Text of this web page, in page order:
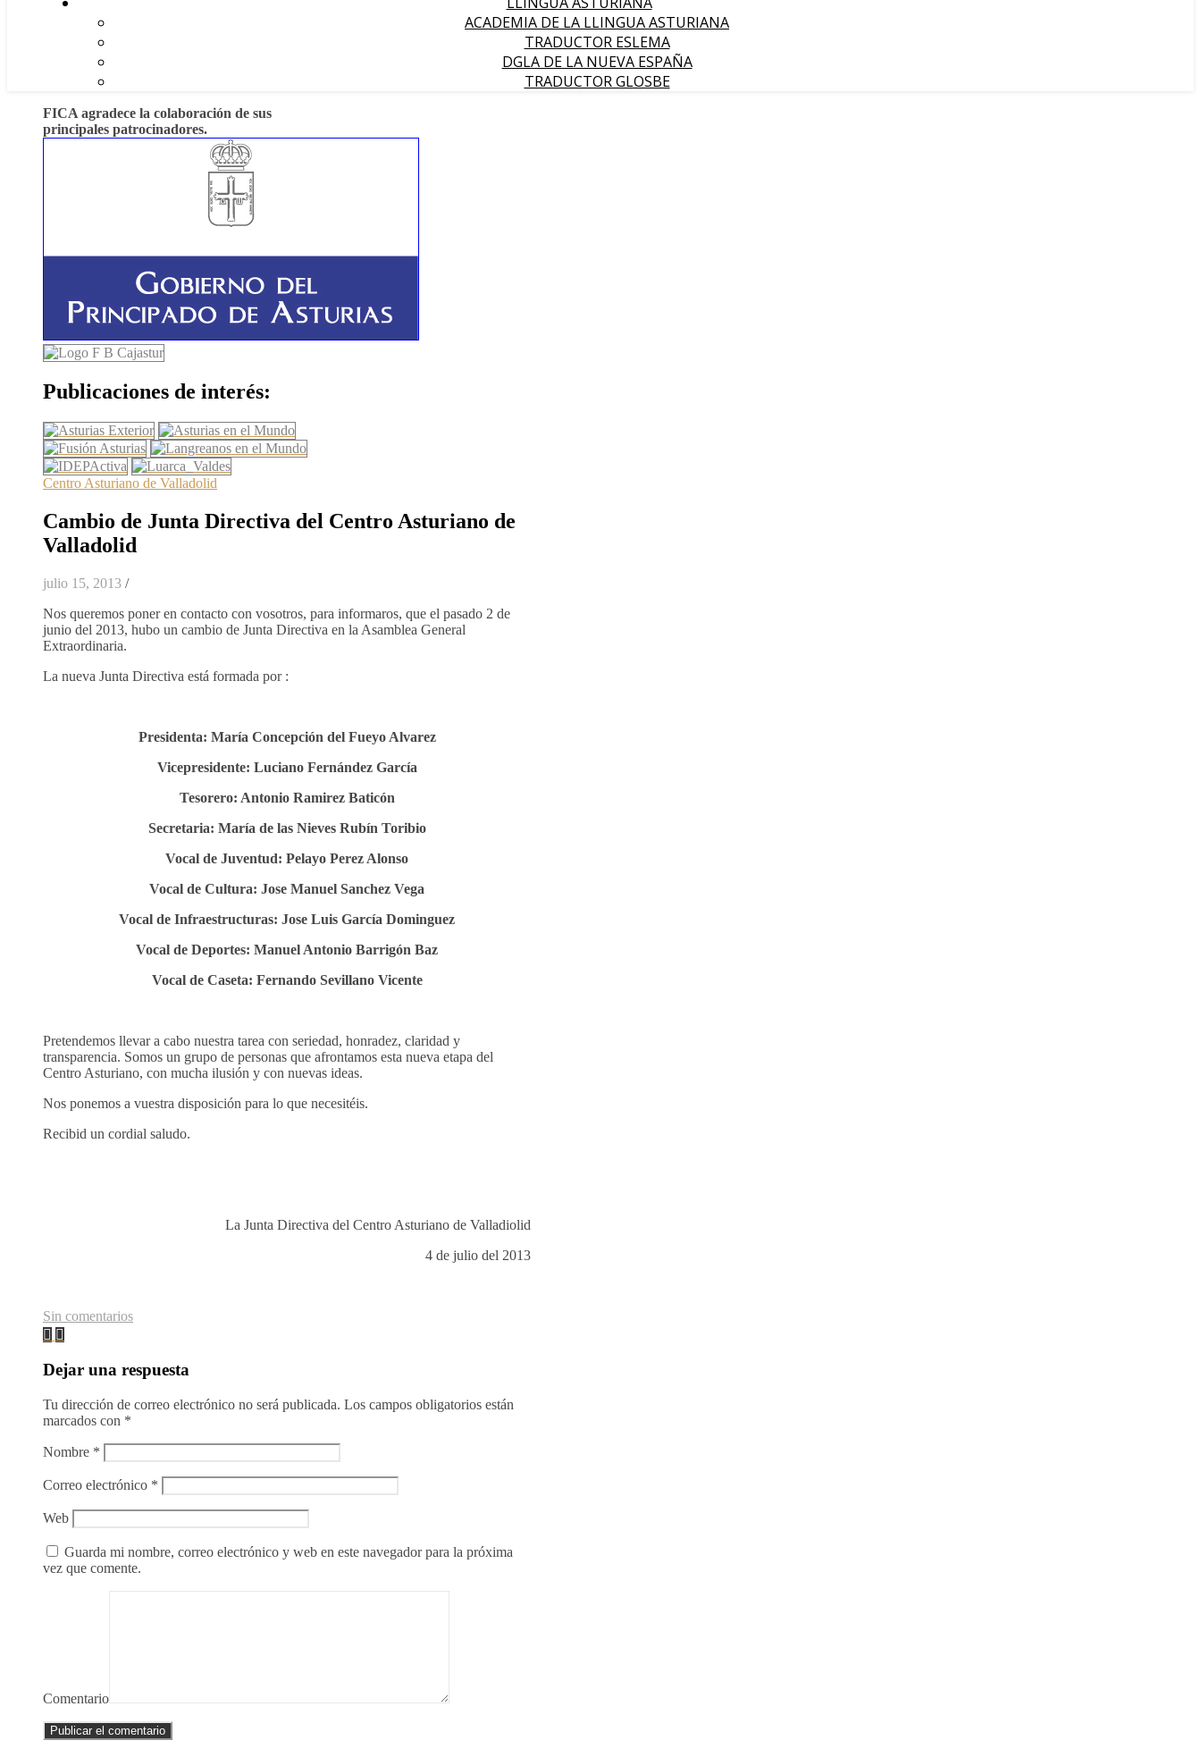
ACADEMIA DE LA LLINGUA ASTURIANA
TRADUCTOR ESLEMA
DGLA DE LA NUEVA ESPAÑA
TRADUCTOR GLOSBE
FICA agradece la colaboración de sus
principales patrocinadores.
Publicaciones de interés:
Centro Asturiano de Valladolid
Cambio de Junta Directiva del Centro Asturiano de
Valladolid
julio 15, 2013 /
Nos queremos poner en contacto con vosotros, para informaros, que el pasado 2 de
junio del 2013, hubo un cambio de Junta Directiva en la Asamblea General
Extraordinaria.
La nueva Junta Directiva está formada por :
Presidenta: María Concepción del Fueyo Alvarez
Vicepresidente: Luciano Fernández García
Tesorero: Antonio Ramirez Baticón
Secretaria: María de las Nieves Rubín Toribio
Vocal de Juventud: Pelayo Perez Alonso
Vocal de Cultura: Jose Manuel Sanchez Vega
Vocal de Infraestructuras: Jose Luis García Dominguez
Vocal de Deportes: Manuel Antonio Barrigón Baz
Vocal de Caseta: Fernando Sevillano Vicente
Pretendemos llevar a cabo nuestra tarea con seriedad, honradez, claridad y
transparencia. Somos un grupo de personas que afrontamos esta nueva etapa del
Centro Asturiano, con mucha ilusión y con nuevas ideas.
Nos ponemos a vuestra disposición para lo que necesitéis.
Recibid un cordial saludo.
La Junta Directiva del Centro Asturiano de Valladiolid
4 de julio del 2013
Sin comentarios
Dejar una respuesta
Tu dirección de correo electrónico no será publicada. Los campos obligatorios están
marcados con *
Nombre *
Correo electrónico *
Web
Guarda mi nombre, correo electrónico y web en este navegador para la próxima
vez que comente.
Comentario